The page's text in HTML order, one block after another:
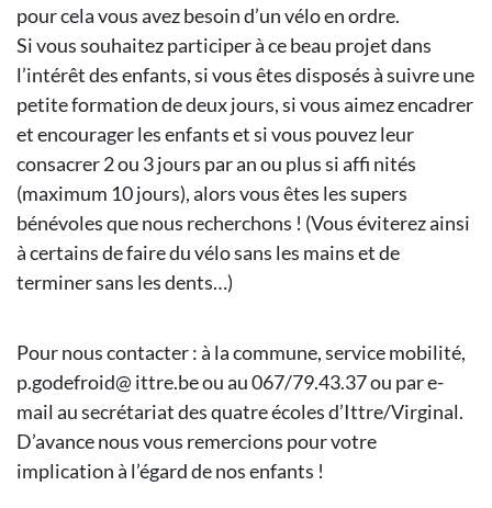
pour cela vous avez besoin d’un vélo en ordre.
Si vous souhaitez participer à ce beau projet dans
l’intérêt des enfants, si vous êtes disposés à suivre une
petite formation de deux jours, si vous aimez encadrer
et encourager les enfants et si vous pouvez leur
consacrer 2 ou 3 jours par an ou plus si affi nités
(maximum 10 jours), alors vous êtes les supers
bénévoles que nous recherchons ! (Vous éviterez ainsi
à certains de faire du vélo sans les mains et de
terminer sans les dents…)
Pour nous contacter : à la commune, service mobilité,
p.godefroid@ ittre.be ou au 067/79.43.37 ou par e-
mail au secrétariat des quatre écoles d’Ittre/Virginal.
D’avance nous vous remercions pour votre
implication à l’égard de nos enfants !